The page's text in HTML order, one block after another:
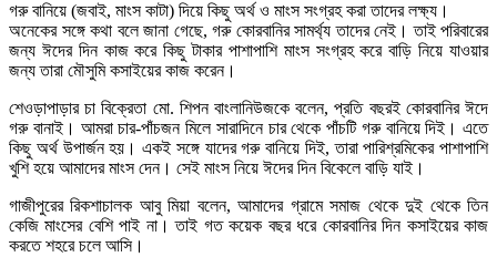
গরু বানিয়ে (জবাই, মাংস কাটা) দিয়ে কিছু অর্থ ও মাংস সংগ্রহ করা তাদের লক্ষ্য।
অনেকের সঙ্গে কথা বলে জানা গেছে, গরু কোরবানির সামর্থ্য তাদের নেই। তাই পরিবারের
জন্য ঈদের দিন কাজ করে কিছু টাকার পাশাপাশি মাংস সংগ্রহ করে বাড়ি নিয়ে যাওয়ার
জন্য তারা মৌসুমি কসাইয়ের কাজ করেন।
শেওড়াপাড়ার চা বিক্রেতা মো. শিপন বাংলানিউজকে বলেন, প্রতি বছরই কোরবানির ঈদে
গরু বানাই। আমরা চার-পাঁচজন মিলে সারাদিনে চার থেকে পাঁচটি গরু বানিয়ে দিই। এতে
কিছু অর্থ উপার্জন হয়। একই সঙ্গে যাদের গরু বানিয়ে দিই, তারা পারিশ্রমিকের পাশাপাশি
খুশি হয়ে আমাদের মাংস দেন। সেই মাংস নিয়ে ঈদের দিন বিকেলে বাড়ি যাই।
গাজীপুরের রিকশাচালক আবু মিয়া বলেন, আমাদের গ্রামে সমাজ থেকে দুই থেকে তিন
কেজি মাংসের বেশি পাই না। তাই গত কয়েক বছর ধরে কোরবানির দিন কসাইয়ের কাজ
করতে শহরে চলে আসি।